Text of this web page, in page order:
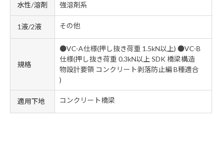
水性/溶剤 強溶剤系
1液/2液 その他
規格
●VC-A仕様(押し抜き荷重 1.5kN以上) ●VC-B
仕様(押し抜き荷重 0.3kN以上 SDK 橋梁構造
物設計要領 コンクリート剥落防止編 B種適合
)
適用下地 コンクリート橋梁